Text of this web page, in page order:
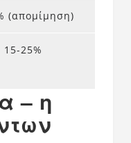
(απομίμηση)
15-25%
– η